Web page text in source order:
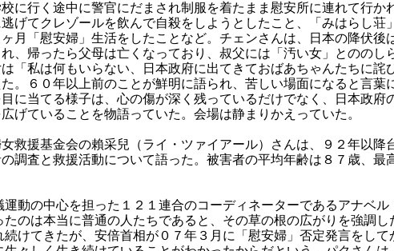
に行く途中に警官にだまされ制服を着たまま慰安所に連れて行か
げてクレゾールを飲んで自殺をしようとしたこと、「みはらし荘
月「慰安婦」生活をしたことなど。チェンさんは、日本の降伏後
、帰ったら父母は亡くなっており、叔父には「汚い女」とののし
「私は何もいらない、日本政府に出てきておばあちゃんたちに詫
。６０年以上前のことが鮮明に語られ、苦しい場面になると言葉
に当てる様子は、心の傷が深く残っているだけでなく、日本政府
げていることを物語っていた。会場は静まりかえっていた。
救援基金会の賴采兒（ライ・ツァイアール）さんは、９２年以降
調査と救援活動について語った。被害者の平均年齢は８７歳、最
動の中心を担った１２１連合のコーディネーターであるアナベル
のは本当に普通の人たちであると、その草の根の広がりを強調
続けてきたが、安倍首相が０７年３月に「慰安婦」否定発言をし